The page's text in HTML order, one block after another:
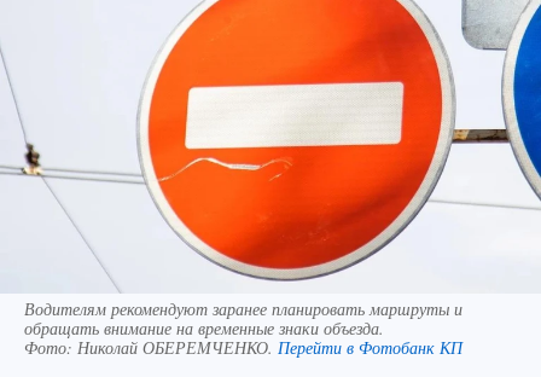
Водителям рекомендуют заранее планировать маршруты и
обращать внимание на временные знаки объезда.
Фото: Николай ОБЕРЕМЧЕНКО. Перейти в Фотобанк КП